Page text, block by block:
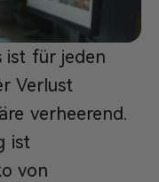
ist für jeden
Verlust
verheerend.
ist
von